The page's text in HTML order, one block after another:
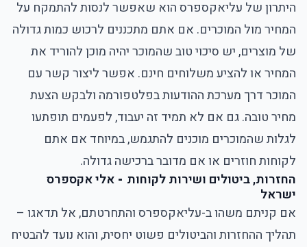
היתרון של עליאקספרס הוא שאפשר לנסות להתמקח על
המחיר מול המוכרים. אם אתם מתכננים לרכוש כמות גדולה
של מוצרים, יש סיכוי טוב שהמוכר יהיה מוכן להוריד את
המחיר או להציע משלוחים חינם. אפשר ליצור קשר עם
המוכר דרך מערכת ההודעות בפלטפורמה ולבקש הצעת
מחיר טובה. גם אם לא תמיד זה יעבוד, לפעמים תופתעו
לגלות שהמוכרים מוכנים להתגמש, במיוחד אם אתם
לקוחות חוזרים או אם מדובר ברכישה גדולה.
החזרות, ביטולים ושירות לקוחות - אלי אקספרס
ישראל
אם קניתם משהו ב-עליאקספרס והתחרטתם, אל תדאגו –
תהליך ההחזרות והביטולים פשוט יחסית, והוא נועד להבטיח